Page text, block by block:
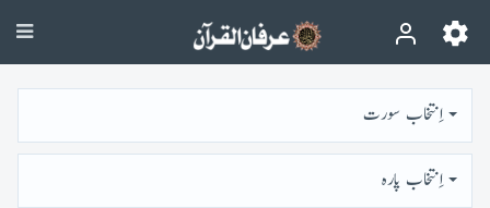
اِنتخاب سورت
اِنتخاب پارہ